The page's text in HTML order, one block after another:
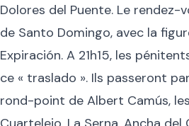
Dolores del Puente. Le rendez-
de Santo Domingo, avec la
Expiración. A 21h15, les
ce « traslado ». Ils passeront
rond-point de Albert Camús,